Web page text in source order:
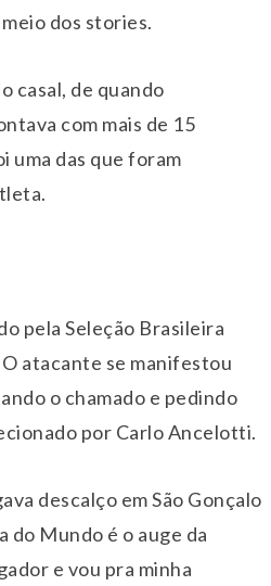
dos stories.
casal, de quando
com mais de 15
uma das que foram
pela Seleção Brasileira
atacante se manifestou
o chamado e pedindo
por Carlo Ancelotti.
descalço em São Gonçalo
do Mundo é o auge da
e vou pra minha